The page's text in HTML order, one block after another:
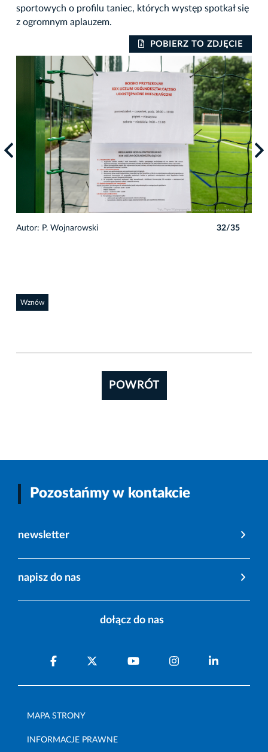
sportowych o profilu taniec, których występ spotkał się
z ogromnym aplauzem.
POBIERZ TO ZDJĘCIE
Autor: P. Wojnarowski 32/35
Wznów
POWRÓT
Pozostańmy w kontakcie
newsletter
napisz do nas
dołącz do nas
MAPA STRONY
INFORMACJE PRAWNE